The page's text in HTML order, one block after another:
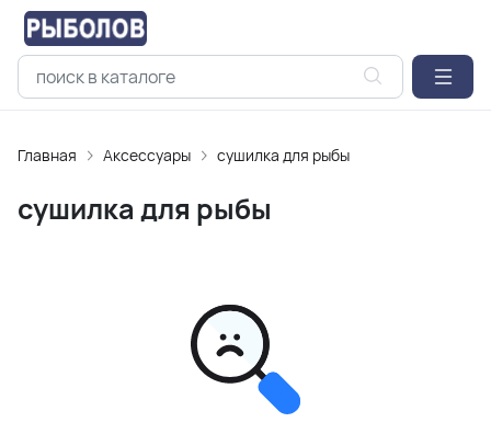
Главная Аксессуары сушилка для рыбы
сушилка для рыбы